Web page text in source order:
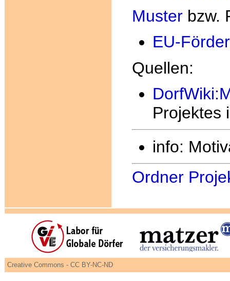
Musterbzw.
EU-
Quellen:
Projektes
info:
Ordner
Creative Commons - CC BY-NC-ND